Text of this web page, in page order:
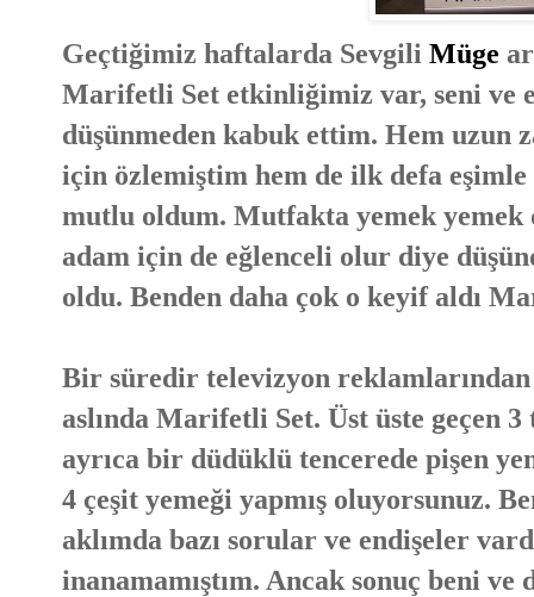
Geçtiğimiz haftalarda Sevgili Müge
Marifetli Set etkinliğimiz var, seni ve
düşünmeden kabuk ettim. Hem uzun
için özlemiştim hem de ilk defa eşimle
mutlu oldum. Mutfakta yemek yemek
adam için de eğlenceli olur diye
oldu. Benden daha çok o keyif aldı
Bir süredir televizyon
aslında Marifetli Set. Üst üste geçen 3
ayrıca bir düdüklü tencerede pişen
4 çeşit yemeği yapmış oluyorsunuz.
aklımda bazı sorular ve endişeler
inanamamıştım. Ancak sonuç beni